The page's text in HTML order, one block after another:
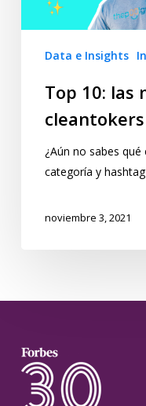
Data e Insights
Top 10: las
¿Aún no sabes qué
categoría y
noviembre 3, 2021